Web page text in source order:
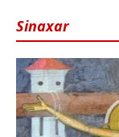
Sinaxar